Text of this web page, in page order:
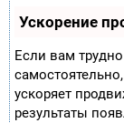
Ускорение
Если вам
ускоряет
результаты